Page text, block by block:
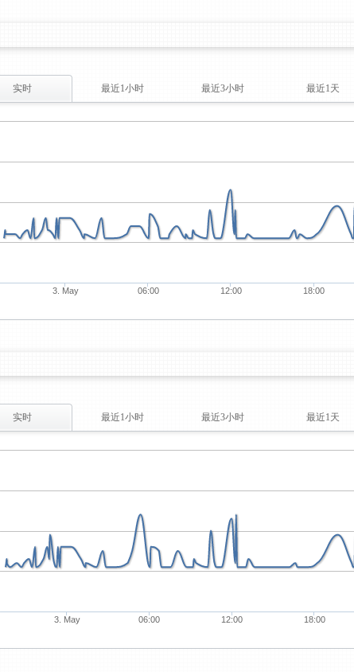
实时 最近1小时 最近3小时 最近1天
3. May 06:00 12:00 18:00
实时 最近1小时 最近3小时 最近1天
3. May 06:00 12:00 18:00